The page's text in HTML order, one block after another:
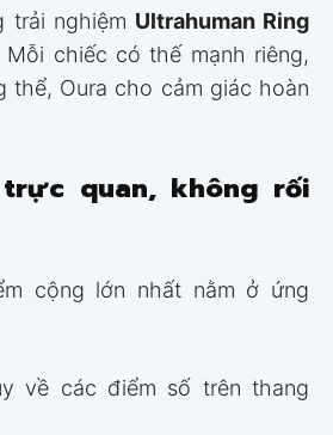
trải nghiệm Ultrahuman Ring
Mỗi chiếc có thế mạnh riêng,
thể, Oura cho cảm giác hoàn
quan, không rối
cộng lớn nhất nằm ở ứng
về các điểm số trên thang